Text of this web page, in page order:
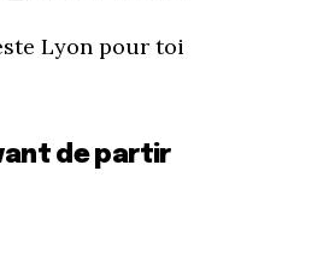
Lyon pour toi
de partir